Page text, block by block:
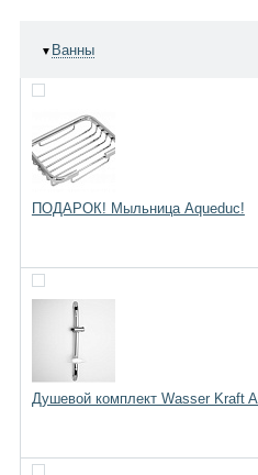
▼ Ванны
ПОДАРОК! Мыльница Aqueduc!
Душевой комплект Wasser Kraft